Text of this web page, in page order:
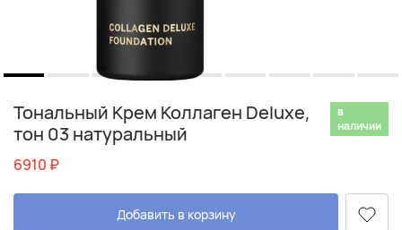
Тональный Крем Коллаген Deluxe,
тон 03 натуральный
в
наличии
6910 ₽
Добавить в корзину